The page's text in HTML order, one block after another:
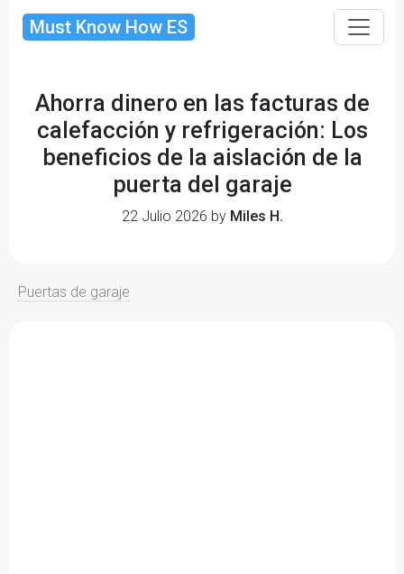
Must Know How ES
Ahorra dinero en las facturas de
calefacción y refrigeración: Los
beneficios de la aislación de la
puerta del garaje
22 Julio 2026 by Miles H.
Puertas de garaje